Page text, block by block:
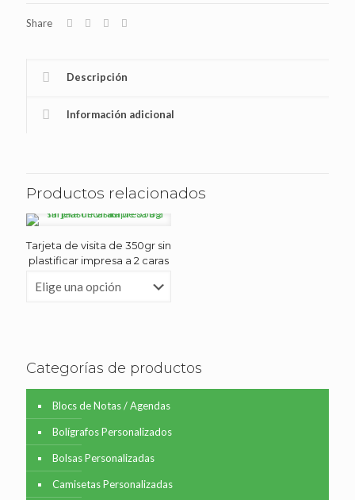
Share
Descripción
Información adicional
Productos relacionados
Tarjeta de visita de 350gr sin
plastificar impresa a 2 caras
Categorías de productos
Blocs de Notas / Agendas
Bolígrafos Personalizados
Bolsas Personalizadas
Camisetas Personalizadas